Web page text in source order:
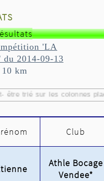
Clubs Vendée
sur 8
'LA
2014-09-13
km
être trié sur les colonnes
Club
Athle Bocage
Vendee*